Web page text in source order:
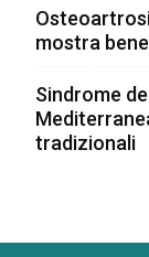
mostra
Sindrome
tradizionali